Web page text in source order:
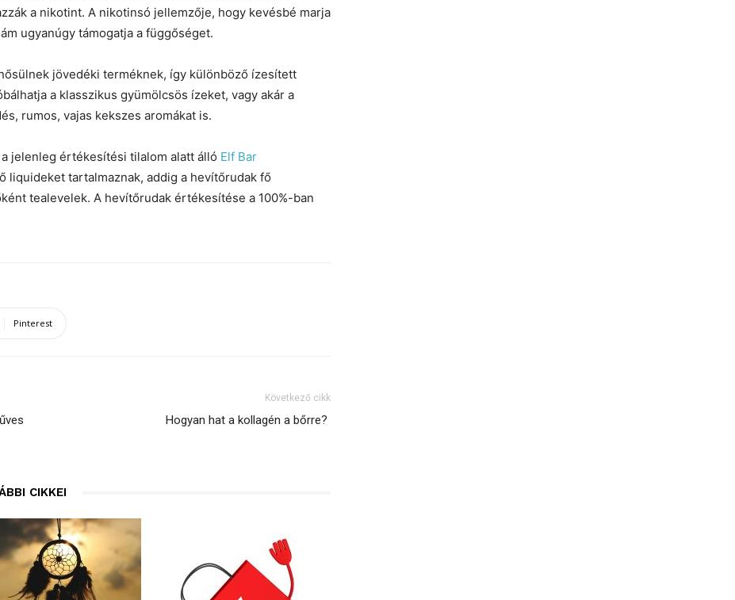
a nikotint. A nikotinsó jellemzője, hogy kevésbé marja
ugyanúgy támogatja a függőséget.
jövedéki terméknek, így különböző ízesített
a klasszikus gyümölcsös ízeket, vagy akár a
rumos, vajas kekszes aromákat is.
jelenleg értékesítési tilalom alatt álló Elf Bar
liquideket tartalmaznak, addig a hevítőrudak fő
tealevelek. A hevítőrudak értékesítése a 100%-ban
Pinterest
Következő cikk
Hogyan hat a kollagén a bőrre?
CIKKEI